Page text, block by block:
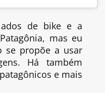
de bike e a
mas eu
se propõe a usar
Há também
e mais